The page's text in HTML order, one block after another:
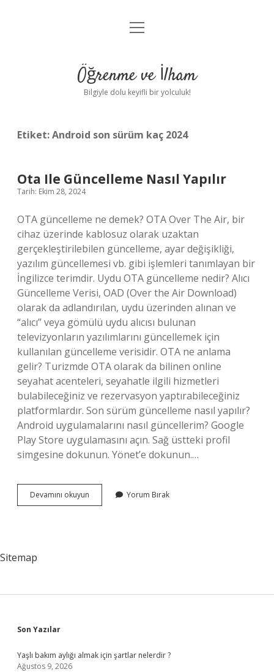
Anasayfa
Yasal Uyarı
menüyü
Öğrenme ve İlham
Bilgiyle dolu keyifli bir yolculuk!
Etiket:Android son sürüm kaç 2024
Ota Ile Güncelleme Nasıl Yapılır
Tarih: Ekim 28, 2024
OTA güncelleme ne demek? OTA Over The Air, bir
cihaz üzerinde kablosuz olarak uzaktan
gerçekleştirilebilen güncelleme, ayar değişikliği,
yazılım güncellemesi vb. gibi işlemleri tanımlayan bir
İngilizce terimdir. Uydu OTA güncelleme nedir? Alıcı
Güncelleme Verisi, OAD (Over the Air Download)
olarak da adlandırılan, uydu üzerinden alınan ve
“alıcı” veya gömülü uydu alıcısı bulunan
televizyonların yazılımlarını güncellemek için
kullanılan güncelleme verisidir. OTA ne anlama
gelir? Turizmde OTA olarak da bilinen online
seyahat acenteleri, seyahatle ilgili hizmetleri
bulabileceğiniz ve rezervasyon yaptırabileceğiniz
platformlardır. Son sürüm güncelleme nasıl yapılır?
Android uygulamalarını nasıl güncellerim? Google
Play Store uygulamasını açın. Sağ üstteki profil
simgesine dokunun. Yönet’e dokunun.…
Devamını okuyun
Ile
Yorum Bırak
Sitemap
Sidebar
Son Yazılar
Yaşlı bakım aylığı almak için şartlar nelerdir ?
Ağustos 9, 2026